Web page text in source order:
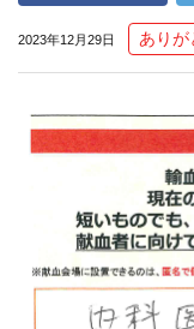
2023年12月29日 ありが